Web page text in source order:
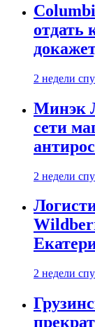
отдать
2 недели
Минэк
сети
2 недели
2 недели